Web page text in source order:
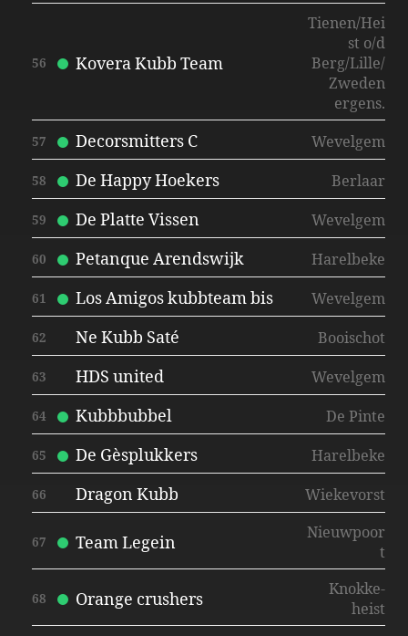
56 Kovera Kubb Team
Tienen/Hei
st o/d
Berg/Lille/
Zweden
ergens.
57 Decorsmitters C Wevelgem
58 De Happy Hoekers Berlaar
59 De Platte Vissen Wevelgem
60 Petanque Arendswijk Harelbeke
61 Los Amigos kubbteam bis Wevelgem
62 Ne Kubb Saté Booischot
63 HDS united Wevelgem
64 Kubbbubbel De Pinte
65 De Gèsplukkers Harelbeke
66 Dragon Kubb Wiekevorst
67 Team Legein
Nieuwpoor
t
68 Orange crushers
Knokke-
heist